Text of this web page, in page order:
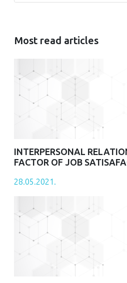
Most read articles
INTERPERSONAL
FACTOR OF JOB
28.05.2021.